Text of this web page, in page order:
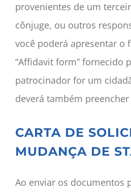
provenientes de um
cônjuge, ou outros
você poderá apresentar o
“Affidavit form” fornecido
patrocinador for um
deverá também
CARTA DE
MUDANÇA DE
Ao enviar os documentos